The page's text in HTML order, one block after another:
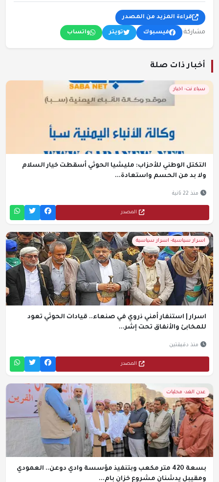
قراءة المزيد من المصدر
مشاركة: فيسبوك تويتر واتساب
أخبار ذات صلة
سباء نت- اخبار
التكتل الوطني للأحزاب: مليشيا الحوثي أسقطت خيار السلام
ولا بد من الحسم واستعادة...
منذ 22 ثانية
المصدر
اسرار سياسية- اسرار سياسية
اسرار | استنفار أمني ذروي في صنعاء.. قيادات الحوثي تعود
للمخابئ والأنفاق تحت إشر...
منذ دقيقتين
المصدر
عدن الغد- محليات
بسعة 420 متر مكعب وبتنفيذ مؤسسة وادي دوعن.. العمودي
ومقيبل يدشنان مشروع خزان بام...